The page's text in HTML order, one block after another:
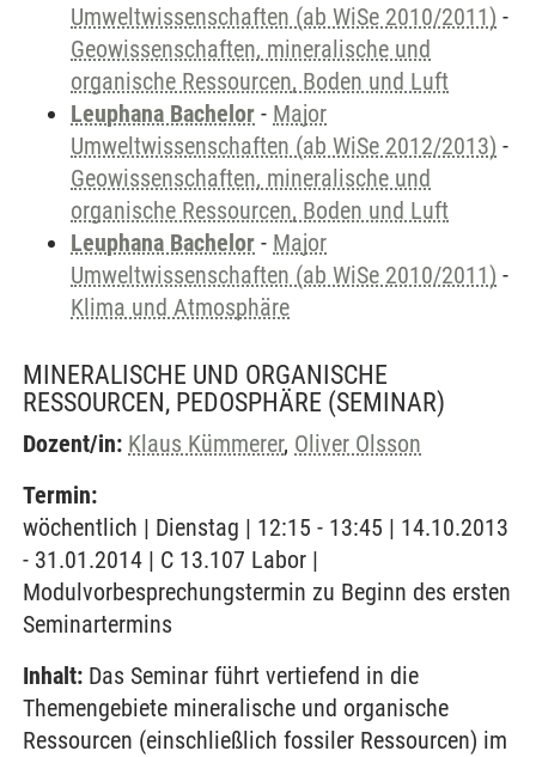
Umweltwissenschaften (ab WiSe 2010/2011) -
Geowissenschaften, mineralische und
organische Ressourcen, Boden und Luft
Leuphana Bachelor - Major
Umweltwissenschaften (ab WiSe 2012/2013) -
Geowissenschaften, mineralische und
organische Ressourcen, Boden und Luft
Leuphana Bachelor - Major
Umweltwissenschaften (ab WiSe 2010/2011) -
Klima und Atmosphäre
MINERALISCHE UND ORGANISCHE
RESSOURCEN, PEDOSPHÄRE (SEMINAR)
Dozent/in: Klaus Kümmerer, Oliver Olsson
Termin:
wöchentlich | Dienstag | 12:15 - 13:45 | 14.10.2013
- 31.01.2014 | C 13.107 Labor |
Modulvorbesprechungstermin zu Beginn des ersten
Seminartermins
Inhalt: Das Seminar führt vertiefend in die
Themengebiete mineralische und organische
Ressourcen (einschließlich fossiler Ressourcen) im